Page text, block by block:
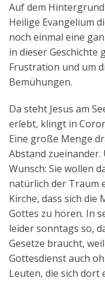
Auf dem
Heilige Evangelium
noch einmal eine
in dieser Geschichte
Frustration und um
Bemühungen.
Da steht Jesus am
erlebt, klingt in
Eine große Menge
Abstand
Wunsch: Sie wollen
natürlich der Traum
Kirche, dass sich die
Gottes zu hören. In
leider sonntags so,
Gesetze braucht,
Gottesdienst auch
Leuten, die sich dort